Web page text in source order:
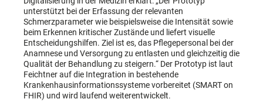
unterstützt bei der Erfassung der relevanten
Schmerzparameter wie beispielsweise die Intensität sowie
beim Erkennen kritischer Zustände und liefert visuelle
Entscheidungshilfen. Ziel ist es, das Pflegepersonal bei der
Anamnese und Versorgung zu entlasten und gleichzeitig die
Qualität der Behandlung zu steigern.“ Der Prototyp ist laut
Feichtner auf die Integration in bestehende
Krankenhausinformationssysteme vorbereitet (SMART on
FHIR) und wird laufend weiterentwickelt.